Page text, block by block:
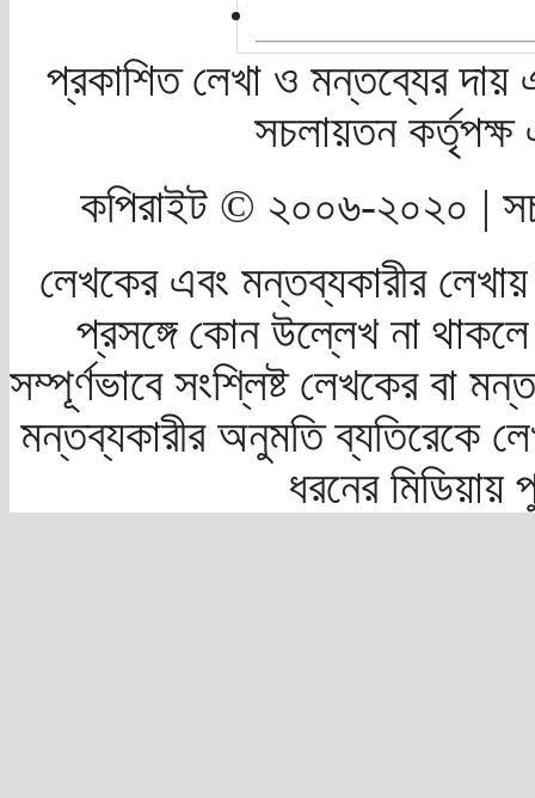
প্রকাশিত লেখা ও মন্তব্যের দায়
সচলায়তন
কপিরাইট © ২০০৬-২০২০ |
লেখকের এবং মন্তব্যকারীর
প্রসঙ্গে কোন উল্লেখ না
সম্পূর্ণভাবে সংশ্লিষ্ট লেখকের বা
মন্তব্যকারীর অনুমতি ব্যতিরেকে
ধরনের মিডিয়ায়